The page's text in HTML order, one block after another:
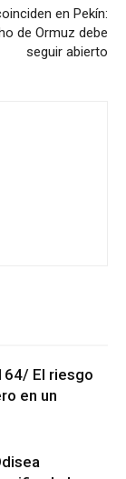
en Pekín:
de Ormuz debe
seguir abierto
El riesgo
en un